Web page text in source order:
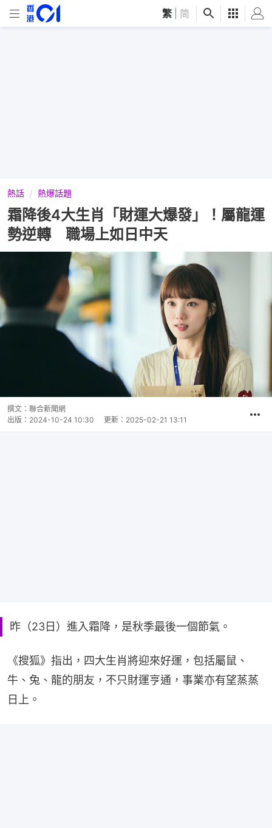
繁 简
熱話 熱爆話題
霜降後4大生肖「財運大爆發」！屬龍運
勢逆轉 職場上如日中天
撰文： 聯合新聞網
出版： 2024-10-24 10:30 更新： 2025-02-21 13:11
昨（23日）進入霜降，是秋季最後一個節氣。
《搜狐》指出，四大生肖將迎來好運，包括屬鼠、
牛、兔、龍的朋友，不只財運亨通，事業亦有望蒸蒸
日上。